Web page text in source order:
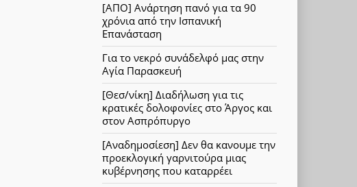
[ΑΠΟ] Ανάρτηση πανό για τα 90
χρόνια από την Ισπανική
Επανάσταση
Για το νεκρό συνάδελφό μας στην
Αγία Παρασκευή
[Θεσ/νίκη] Διαδήλωση για τις
κρατικές δολοφονίες στο Άργος και
στον Ασπρόπυργο
[Αναδημοσίεση] Δεν θα κανουμε την
προεκλογική γαρνιτούρα μιας
κυβέρνησης που καταρρέει